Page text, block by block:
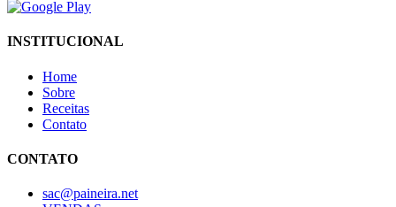
INSTITUCIONAL
Home
Sobre
Receitas
Contato
CONTATO
sac@paineira.net